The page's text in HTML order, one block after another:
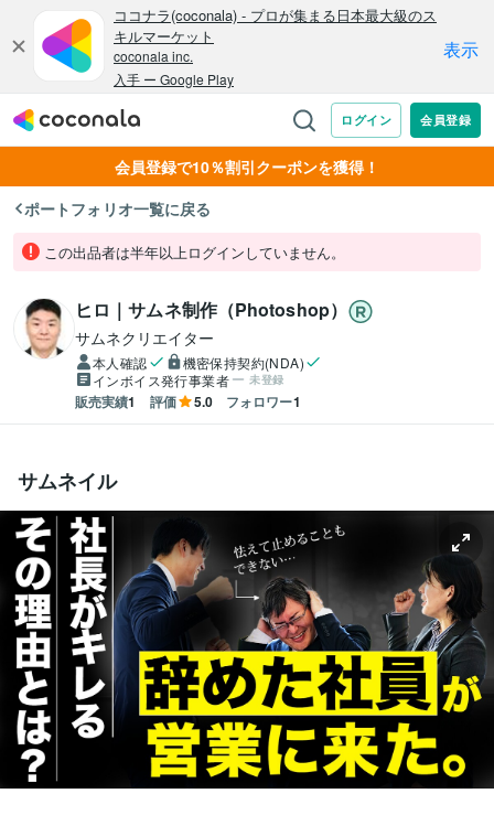
会員登録で10％割引クーポンを獲得！
ポートフォリオ一覧に戻る
この出品者は半年以上ログインしていません。
ヒロ｜サムネ制作（Photoshop）
サムネクリエイター
本人確認
機密保持契約(NDA)
インボイス発行事業者
未登録
販売実績1 評価 5.0 フォロワー1
サムネイル